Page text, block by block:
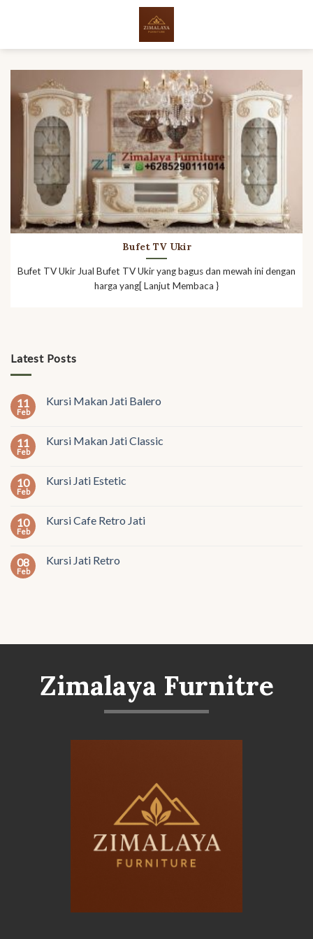
Latest Posts
11
Feb
Kursi Makan Jati Balero
11
Feb
Kursi Makan Jati Classic
10
Feb
Kursi Jati Estetic
10
Feb
Kursi Cafe Retro Jati
08
Feb
Kursi Jati Retro
Bufet TV Ukir
Bufet TV Ukir Jual Bufet TV Ukir yang bagus dan mewah ini dengan
harga yang[ Lanjut Membaca }
Zimalaya Furnitre